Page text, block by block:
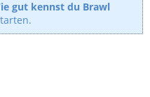
gut kennst du Brawl